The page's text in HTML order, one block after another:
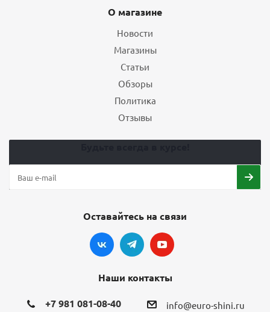
О магазине
Новости
Магазины
Статьи
Обзоры
Политика
Отзывы
Оставайтесь на связи
Наши контакты
+7 981 081-08-40 info@euro-shini.ru